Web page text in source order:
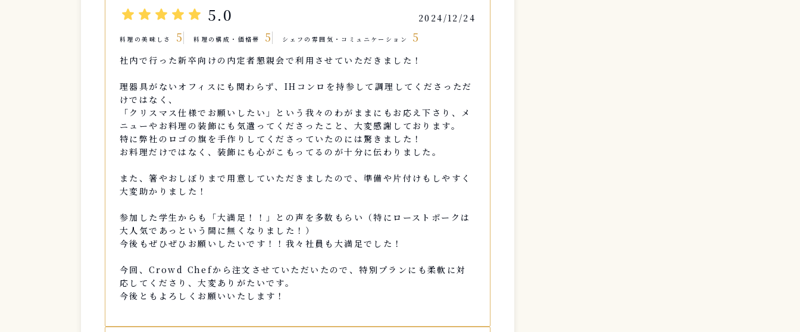
star star star star star 5.0 2024/12/24
料理の美味しさ 5 料理の構成・価格帯 5 シェフの雰囲気・コミュニケーション 5
社内で行った新卒向けの内定者懇親会で利用させていただきました！
理器具がないオフィスにも関わらず、IHコンロを持参して調理してくださっただ
けではなく、
「クリスマス仕様でお願いしたい」という我々のわがままにもお応え下さり、メ
ニューやお料理の装飾にも気遣ってくださったこと、大変感謝しております。
特に弊社のロゴの旗を手作りしてくださっていたのには驚きました！
お料理だけではなく、装飾にも心がこもってるのが十分に伝わりました。
また、箸やおしぼりまで用意していただきましたので、準備や片付けもしやすく
大変助かりました！
参加した学生からも「大満足！！」との声を多数もらい（特にローストポークは
大人気であっという間に無くなりました！）
今後もぜひぜひお願いしたいです！！我々社員も大満足でした！
今回、Crowd Chefから注文させていただいたので、特別プランにも柔軟に対
応してくださり、大変ありがたいです。
今後ともよろしくお願いいたします！